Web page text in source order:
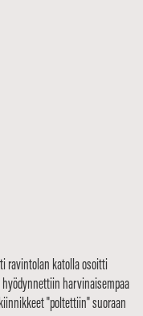
ravintolan katolla osoitti
harvinaisempaa
"poltettiin" suoraan